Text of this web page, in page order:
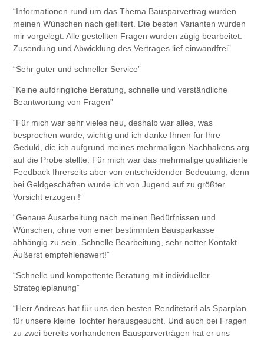
“Informationen rund um das Thema Bausparvertrag wurden
meinen Wünschen nach gefiltert. Die besten Varianten wurden
mir vorgelegt. Alle gestellten Fragen wurden zügig bearbeitet.
Zusendung und Abwicklung des Vertrages lief einwandfrei”
“Sehr guter und schneller Service”
“Keine aufdringliche Beratung, schnelle und verständliche
Beantwortung von Fragen”
“Für mich war sehr vieles neu, deshalb war alles, was
besprochen wurde, wichtig und ich danke Ihnen für Ihre
Geduld, die ich aufgrund meines mehrmaligen Nachhakens arg
auf die Probe stellte. Für mich war das mehrmalige qualifizierte
Feedback Ihrerseits aber von entscheidender Bedeutung, denn
bei Geldgeschäften wurde ich von Jugend auf zu größter
Vorsicht erzogen !”
“Genaue Ausarbeitung nach meinen Bedürfnissen und
Wünschen, ohne von einer bestimmten Bausparkasse
abhängig zu sein. Schnelle Bearbeitung, sehr netter Kontakt.
Äußerst empfehlenswert!”
“Schnelle und kompettente Beratung mit individueller
Strategieplanung”
“Herr Andreas hat für uns den besten Renditetarif als Sparplan
für unsere kleine Tochter herausgesucht. Und auch bei Fragen
zu zwei bereits vorhandenen Bausparverträgen hat er uns